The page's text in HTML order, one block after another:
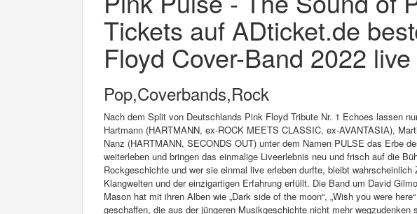
Tickets auf ADticket.de
Floyd Cover-Band 2022
Pop,Coverbands,Rock
Nach dem Split von Deutschlands Pink Floyd Tribute Nr. 1 Echoes lassen
Hartmann (HARTMANN, ex-ROCK MEETS CLASSIC, ex-AVANTASIA),
Nanz (HARTMANN, SECONDS OUT) unter dem Namen PULSE das Erbe
weiterleben und bringen das einmalige Liveerlebnis neu und frisch auf die
Rockgeschichte und wer sie einmal live erleben durfte, bleibt
Klangwelten und der einzigartigen Erfahrung erfüllt. Die Band um David
Mason hat mit ihren Alben wie „Dark side of the moon“, „Wish you were
geschaffen, die aus der jüngeren Musikgeschichte nicht mehr